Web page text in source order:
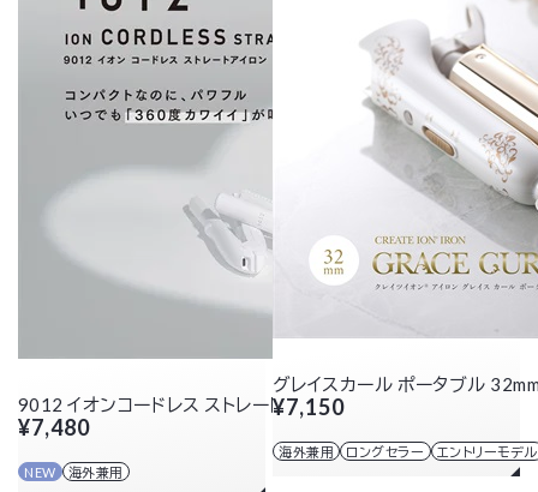
9012 イオンコードレス ストレートアイロン
¥7,480
NEW 海外兼用
グレイスカール ポータブル
¥7,150
海外兼用 ロングセラー エントリーモデル